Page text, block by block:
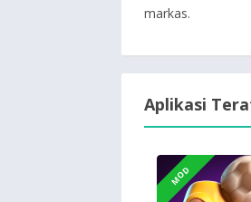
markas.
Aplikasi
MOD